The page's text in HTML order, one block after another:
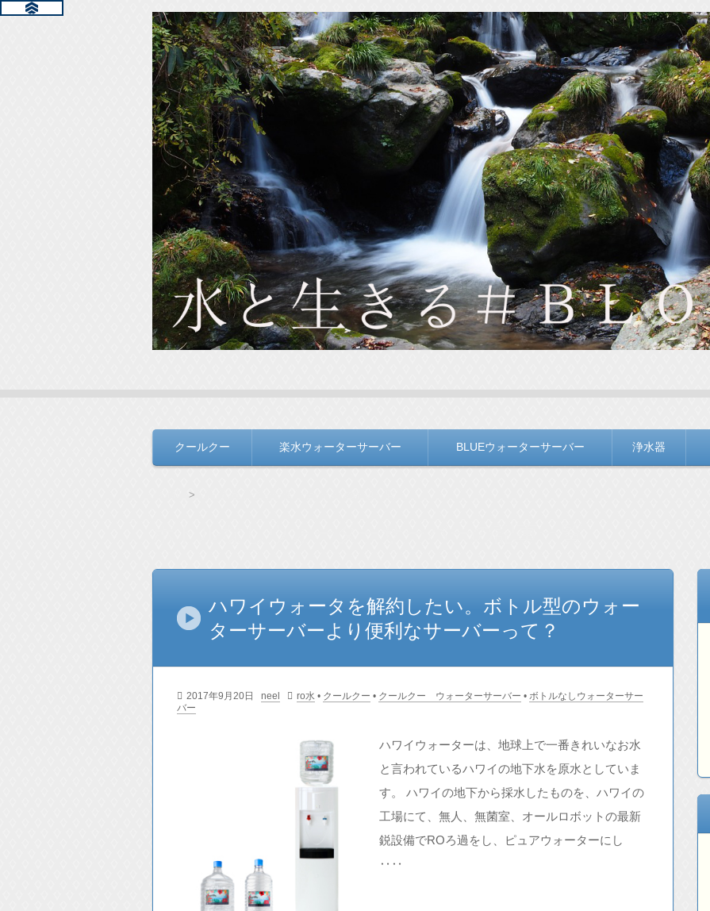
コンテンツへ移動
クールクー 楽水ウォーターサーバー BLUEウォーターサーバー 浄水器
ハワイウォータを解約したい。ボトル型のウォー
ターサーバーより便利なサーバーって？
2017年9月20日 neel ro水 • クールクー • クールクー ウォーターサーバー • ボトルなしウォーターサー
バー
ハワイウォーターは、地球上で一番きれいなお水
と言われているハワイの地下水を原水としていま
す。 ハワイの地下から採水したものを、ハワイの
工場にて、無人、無菌室、オールロボットの最新
鋭設備でROろ過をし、ピュアウォーターにし
‥‥